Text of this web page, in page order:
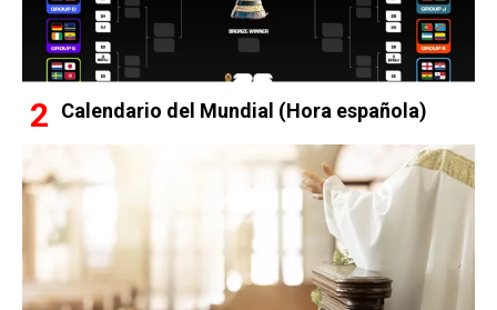
Calendario del Mundial (Hora española)